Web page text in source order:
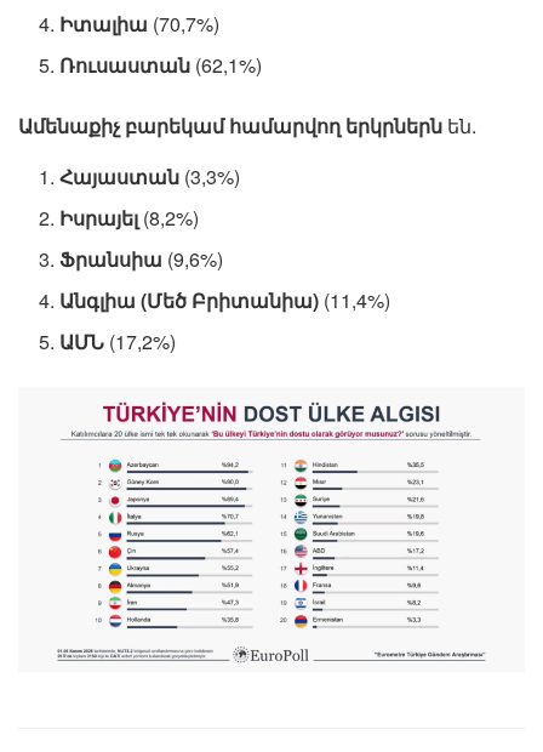
Իտալիա (70,7%)
Ռուսաստան (62,1%)
Ամենաքիչ բարեկամ համարվող երկրներն են.
Հայաստան (3,3%)
Իսրայել (8,2%)
Ֆրանսիա (9,6%)
Անգլիա (Մեծ Բրիտանիա) (11,4%)
ԱՄՆ (17,2%)